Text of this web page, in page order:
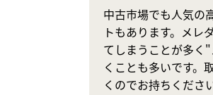
中古市場でも人気の
トもあります。メレ
てしまうことが多く
くことも多いです。
くのでお持ちくださ